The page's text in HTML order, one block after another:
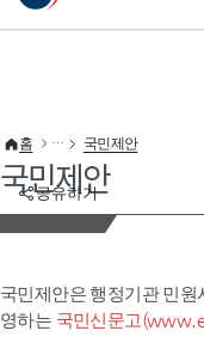
이 누리집은 대한민국 공식 전자
공유하기
홈 국민제안
국민제안
국민제안은 행정기관 민
영하는 국민신문고